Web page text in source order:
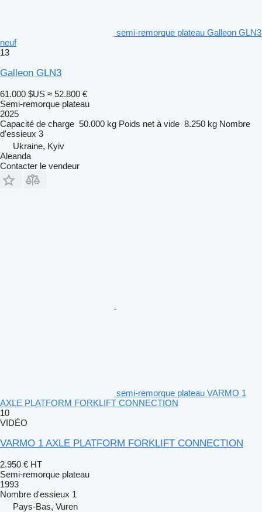
semi-remorque plateau Galleon GLN3
neuf
13
Galleon GLN3
61.000 $US ≈ 52.800 €
Semi-remorque plateau
2025
Capacité de charge 50.000 kg Poids net à vide 8.250 kg Nombre
d'essieux 3
Ukraine, Kyiv
Aleanda
Contacter le vendeur
semi-remorque plateau VARMO 1
AXLE PLATFORM FORKLIFT CONNECTION
10
VIDÉO
VARMO 1 AXLE PLATFORM FORKLIFT CONNECTION
2.950 € HT
Semi-remorque plateau
1993
Nombre d'essieux 1
Pays-Bas, Vuren